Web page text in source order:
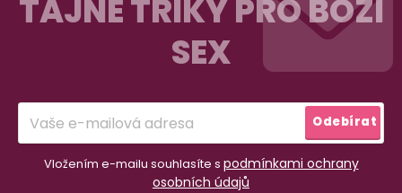
dlerecenzí ověřených zakazníkůna Heuréce
100% diskrétní balení
TAJNÉ TRIKY PRO BOŽÍ
SEX
Vložením e-mailu souhlasíte s podmínkami ochrany
osobních údajů
Odebírat